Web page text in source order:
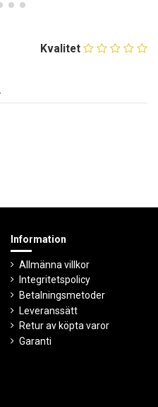
Kvalitet
Information
Allmänna villkor
Integritetspolicy
Betalningsmetoder
Leveranssätt
Retur av köpta varor
Garanti